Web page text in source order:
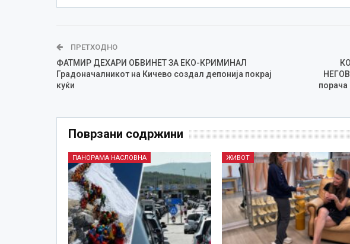
ПРЕТХОДНО
ФАТМИР ДЕХАРИ ОБВИНEТ ЗА ЕКО-КРИМИНАЛ
Градоначалникот на Кичево создал депонија покрај
куќи
порача
Поврзани содржини
ПАНОРАМА НАСЛОВНА ЖИВОТ